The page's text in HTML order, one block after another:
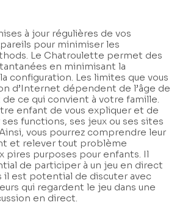
à jour régulières de vos
pour minimiser les
Le Chatroulette permet des
en minimisant la
configuration. Les limites que vous
d’Internet dépendent de l’âge de
ce qui convient à votre famille.
enfant de vous expliquer et de
functions, ses jeux ou ses sites
vous pourrez comprendre leur
et relever tout problème
pires purposes pour enfants. Il
de participer à un jeu en direct
il est potential de discuter avec
qui regardent le jeu dans une
en direct.